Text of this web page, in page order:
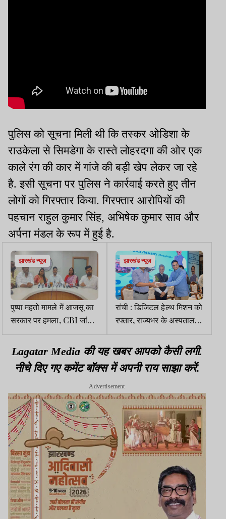
पुलिस को सूचना मिली थी कि तस्कर ओडिशा के
राउकेला से सिमडेगा के रास्ते लोहरदगा की ओर एक
काले रंग की कार में गांजे की बड़ी खेप लेकर जा रहे
है. इसी सूचना पर पुलिस ने कार्रवाई करते हुए तीन
लोगों को गिरफ्तार किया. गिरफ्तार आरोपियों की
पहचान राहुल कुमार सिंह, अभिषेक कुमार साव और
अर्पना मंडल के रूप में हुई है.
झारखंड न्यूज़
पुष्पा महतो मामले में आजसू का
सरकार पर हमला, CBI जांच व
बोकारो SP के निलंबन की मांग
झारखंड न्यूज़
रांची : डिजिटल हेल्थ मिशन को
रफ्तार, राज्यभर के अस्पताल
ABDM से जुड़ेंगे
Lagatar Media की यह खबर आपको कैसी लगी.
नीचे दिए गए कमेंट बॉक्स में अपनी राय साझा करें.
Advertisement